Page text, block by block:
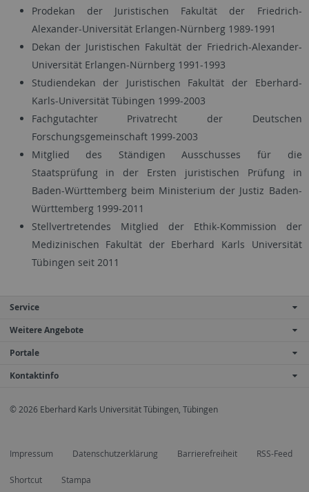
Prodekan der Juristischen Fakultät der Friedrich-
Alexander-Universität Erlangen-Nürnberg 1989-1991
Dekan der Juristischen Fakultät der Friedrich-Alexander-
Universität Erlangen-Nürnberg 1991-1993
Studiendekan der Juristischen Fakultät der Eberhard-
Karls-Universität Tübingen 1999-2003
Fachgutachter Privatrecht der Deutschen
Forschungsgemeinschaft 1999-2003
Mitglied des Ständigen Ausschusses für die
Staatsprüfung in der Ersten juristischen Prüfung in
Baden-Württemberg beim Ministerium der Justiz Baden-
Württemberg 1999-2011
Stellvertretendes Mitglied der Ethik-Kommission der
Medizinischen Fakultät der Eberhard Karls Universität
Tübingen seit 2011
Service
Weitere Angebote
Portale
Kontaktinfo
© 2026 Eberhard Karls Universität Tübingen, Tübingen
Impressum Datenschutzerklärung Barrierefreiheit RSS-Feed
Shortcut Stampa